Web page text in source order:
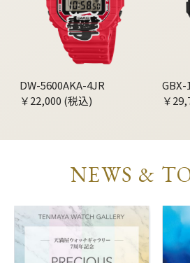
DW-5600AKA-4JR
￥22,000 (税込)
GBX-
￥
NEWS &